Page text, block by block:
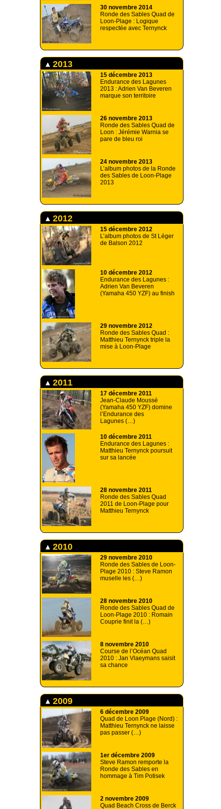
30 novembre 2014
Ronde des Sables Quad de
Loon-Plage : Logique
respectée avec Ternynck
2013
15 décembre 2013
Endurance des Lagunes
2013 : Adrien Van Beveren
marque son territoire
26 novembre 2013
Ronde des Sables Quad de
Loon : Jérémie Warnia se
pare de bleu roi
24 novembre 2013
L’album photos de la Ronde
des Sables de Loon-Plage
2013
2012
15 décembre 2012
L’album photos de St Léger
de Balson 2012
10 décembre 2012
Endurance des Lagunes :
Adrien Van Beveren
(Yamaha 450 YZF) au finish
29 novembre 2012
Ronde des Sables Quad :
Matthieu Ternynck triple la
mise à Loon-Plage
2011
17 décembre 2011
Jean-Claude Moussé
(Yamaha 450 YZF) domine
l’Endurance des
Lagunes (…)
10 décembre 2011
Endurance des Lagunes :
Matthieu Ternynck poursuit
sur sa lancée
28 novembre 2011
Ronde des Sables Quad
2011 de Loon-Plage pour
Matthieu Ternynck
2010
29 novembre 2010
Ronde des Sables de Loon-
Plage 2010 : Steve Ramon
muselle les (…)
28 novembre 2010
Ronde des Sables Quad de
Loon-Plage 2010 : Romain
Couprie finit la (…)
8 novembre 2010
Course de l’Océan Quad
2010 : Jan Vlaeymans saisit
sa chance
2009
6 décembre 2009
Quad de Loon Plage (Nord) :
Matthieu Ternynck ne laisse
pas passer (…)
1er décembre 2009
Steve Ramon remporte la
Ronde des Sables en
hommage à Tim Potisek
2 novembre 2009
Quad Beach Cross de Berck